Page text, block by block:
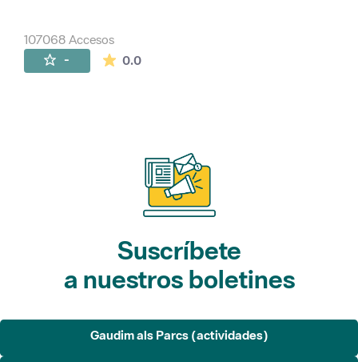
107068 Accesos
- 0.0La valoración media es de 0 estrellas de
Suscríbete
a nuestros boletines
Gaudim als Parcs (actividades)